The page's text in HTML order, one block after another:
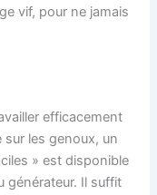
vif, pour ne jamais
efficacement
les genoux, un
» est disponible
générateur. Il suffit